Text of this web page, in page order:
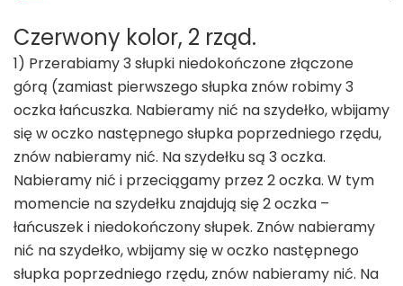
Czerwony kolor, 2 rząd.
1) Przerabiamy 3 słupki niedokończone złączone
górą (zamiast pierwszego słupka znów robimy 3
oczka łańcuszka. Nabieramy nić na szydełko, wbijamy
się w oczko następnego słupka poprzedniego rzędu,
znów nabieramy nić. Na szydełku są 3 oczka.
Nabieramy nić i przeciągamy przez 2 oczka. W tym
momencie na szydełku znajdują się 2 oczka –
łańcuszek i niedokończony słupek. Znów nabieramy
nić na szydełko, wbijamy się w oczko następnego
słupka poprzedniego rzędu, znów nabieramy nić. Na